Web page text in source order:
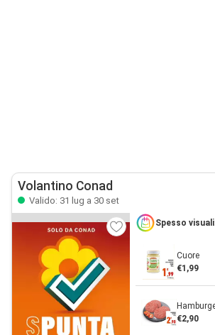
Volantino Conad
Valido: 31 lug a 30 set
Spesso
Cuore
€1,99
€2,90